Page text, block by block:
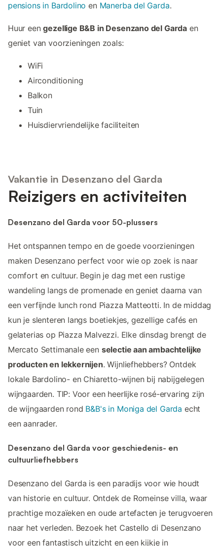
pensions in Bardolino en Manerba del Garda.
Huur eengezellige B&B in Desenzano del Garda en
geniet van voorzieningen zoals:
WiFi
Airconditioning
Balkon
Tuin
Huisdiervriendelijke faciliteiten
Vakantie in Desenzano del Garda
Reizigers en activiteiten
Desenzano del Garda voor 50-plussers
Het ontspannen tempo en de goede voorzieningen
maken Desenzano perfect voor wie op zoek is naar
comfort en cultuur. Begin je dag met een rustige
wandeling langs de promenade en geniet daarna van
een verfijnde lunch rond Piazza Matteotti. In de middag
kun je slenteren langs boetiekjes, gezellige cafés en
gelaterias op Piazza Malvezzi. Elke dinsdag brengt de
Mercato Settimanale een selectie aan ambachtelijke
producten en lekkernijen. Wijnliefhebbers? Ontdek
lokale Bardolino- en Chiaretto-wijnen bij nabijgelegen
wijngaarden. TIP: Voor een heerlijke rosé-ervaring zijn
de wijngaarden rond B&B's in Moniga del Garda echt
een aanrader.
Desenzano del Garda voor geschiedenis- en
cultuurliefhebbers
Desenzano del Garda is een paradijs voor wie houdt
van historie en cultuur. Ontdek de Romeinse villa, waar
prachtige mozaïeken en oude artefacten je terugvoeren
naar het verleden. Bezoek het Castello di Desenzano
voor een fantastisch uitzicht en een kijkje in